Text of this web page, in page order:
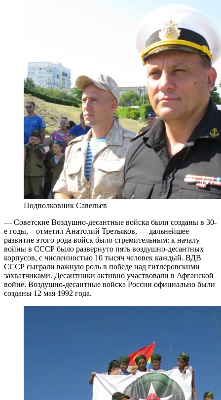
Подполковник Савельев
— Советские Воздушно-десантные войска были созданы в 30-
е годы, – отметил Анатолий Третьяков, — дальнейшее
развитие этого рода войск было стремительным: к началу
войны в СССР было развернуто пять воздушно-десантных
корпусов, с численностью 10 тысяч человек каждый. ВДВ
СССР сыграли важную роль в победе над гитлеровскими
захватчиками. Десантники активно участвовали в Афганской
войне. Воздушно-десантные войска России официально были
созданы 12 мая 1992 года.